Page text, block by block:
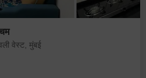
वेस्ट, मुंबई